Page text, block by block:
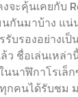
จะคุ้นเคยกับ
กันมาบ้าง แน่
รับรองอย่างเ
ว ชื่อเล่นเหล่
นาฬิกาโรเล็ก
กคนได้รับชม